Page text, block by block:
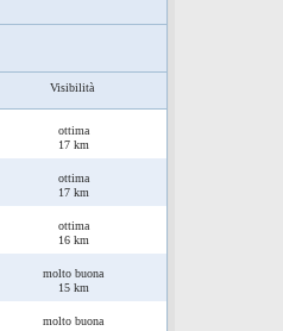
Visibilità
ottima
17 km
ottima
17 km
ottima
16 km
molto buona
15 km
molto buona